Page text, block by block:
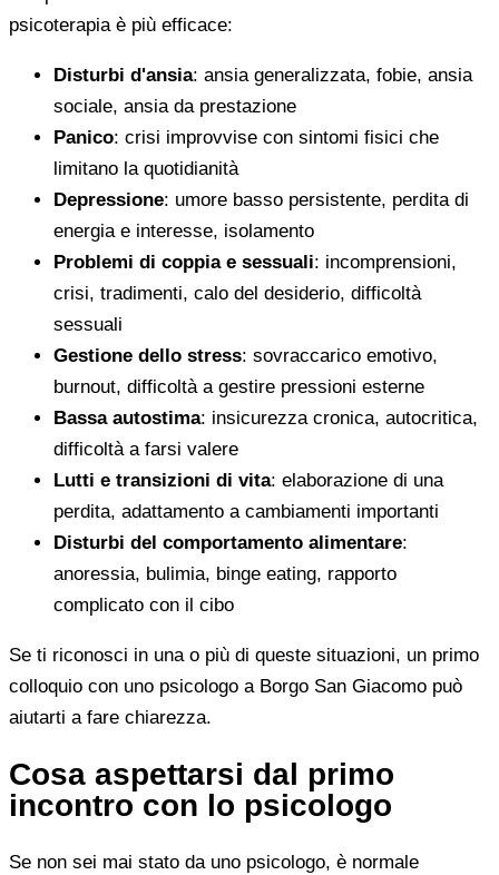
psicoterapia è più efficace:
Disturbi d'ansia: ansia generalizzata, fobie, ansia
sociale, ansia da prestazione
Panico: crisi improvvise con sintomi fisici che
limitano la quotidianità
Depressione: umore basso persistente, perdita di
energia e interesse, isolamento
Problemi di coppia e sessuali: incomprensioni,
crisi, tradimenti, calo del desiderio, difficoltà
sessuali
Gestione dello stress: sovraccarico emotivo,
burnout, difficoltà a gestire pressioni esterne
Bassa autostima: insicurezza cronica, autocritica,
difficoltà a farsi valere
Lutti e transizioni di vita: elaborazione di una
perdita, adattamento a cambiamenti importanti
Disturbi del comportamento alimentare:
anoressia, bulimia, binge eating, rapporto
complicato con il cibo
Se ti riconosci in una o più di queste situazioni, un primo
colloquio con uno psicologo a Borgo San Giacomo può
aiutarti a fare chiarezza.
Cosa aspettarsi dal primo
incontro con lo psicologo
Se non sei mai stato da uno psicologo, è normale